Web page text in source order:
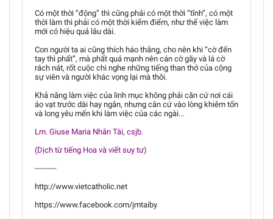
Có một thời “động” thì cũng phải có một thời “tĩnh”, có một
thời làm thì phải có một thời kiểm điểm, như thế việc làm
mới có hiệu quả lâu dài.
Con người ta ai cũng thích háo thắng, cho nên khi “cờ đến
tay thì phất”, mà phất quá mạnh nên cán cờ gãy và lá cờ
rách nát, rốt cuộc chi nghe những tiếng than thở của cộng
sự viên và người khác vọng lại mà thôi.
Khả năng làm việc của linh mục không phải căn cứ nơi cái
áo vạt trước dài hay ngắn, nhưng căn cứ vào lòng khiêm tốn
và long yêu mến khi làm việc của các ngài...
Lm. Giuse Maria Nhân Tài, csjb.
(Dịch từ tiếng Hoa và viết suy tư)
---------
http://www.vietcatholic.net
https://www.facebook.com/jmtaiby